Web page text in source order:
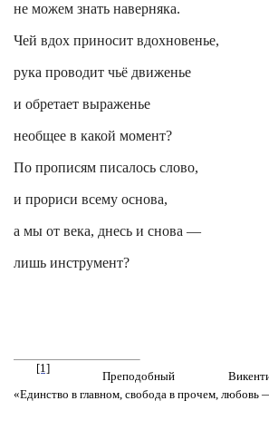
не можем знать наверняка.
Чей вдох приносит вдохновенье,
рука проводит чьё движенье
и обретает выраженье
необщее в какой момент?
По прописям писалось слово,
и прориси всему основа,
а мы от века, днесь и снова —
лишь инструмент?
[1]
Преподобный
«Единство в главном, свобода в прочем, любовь